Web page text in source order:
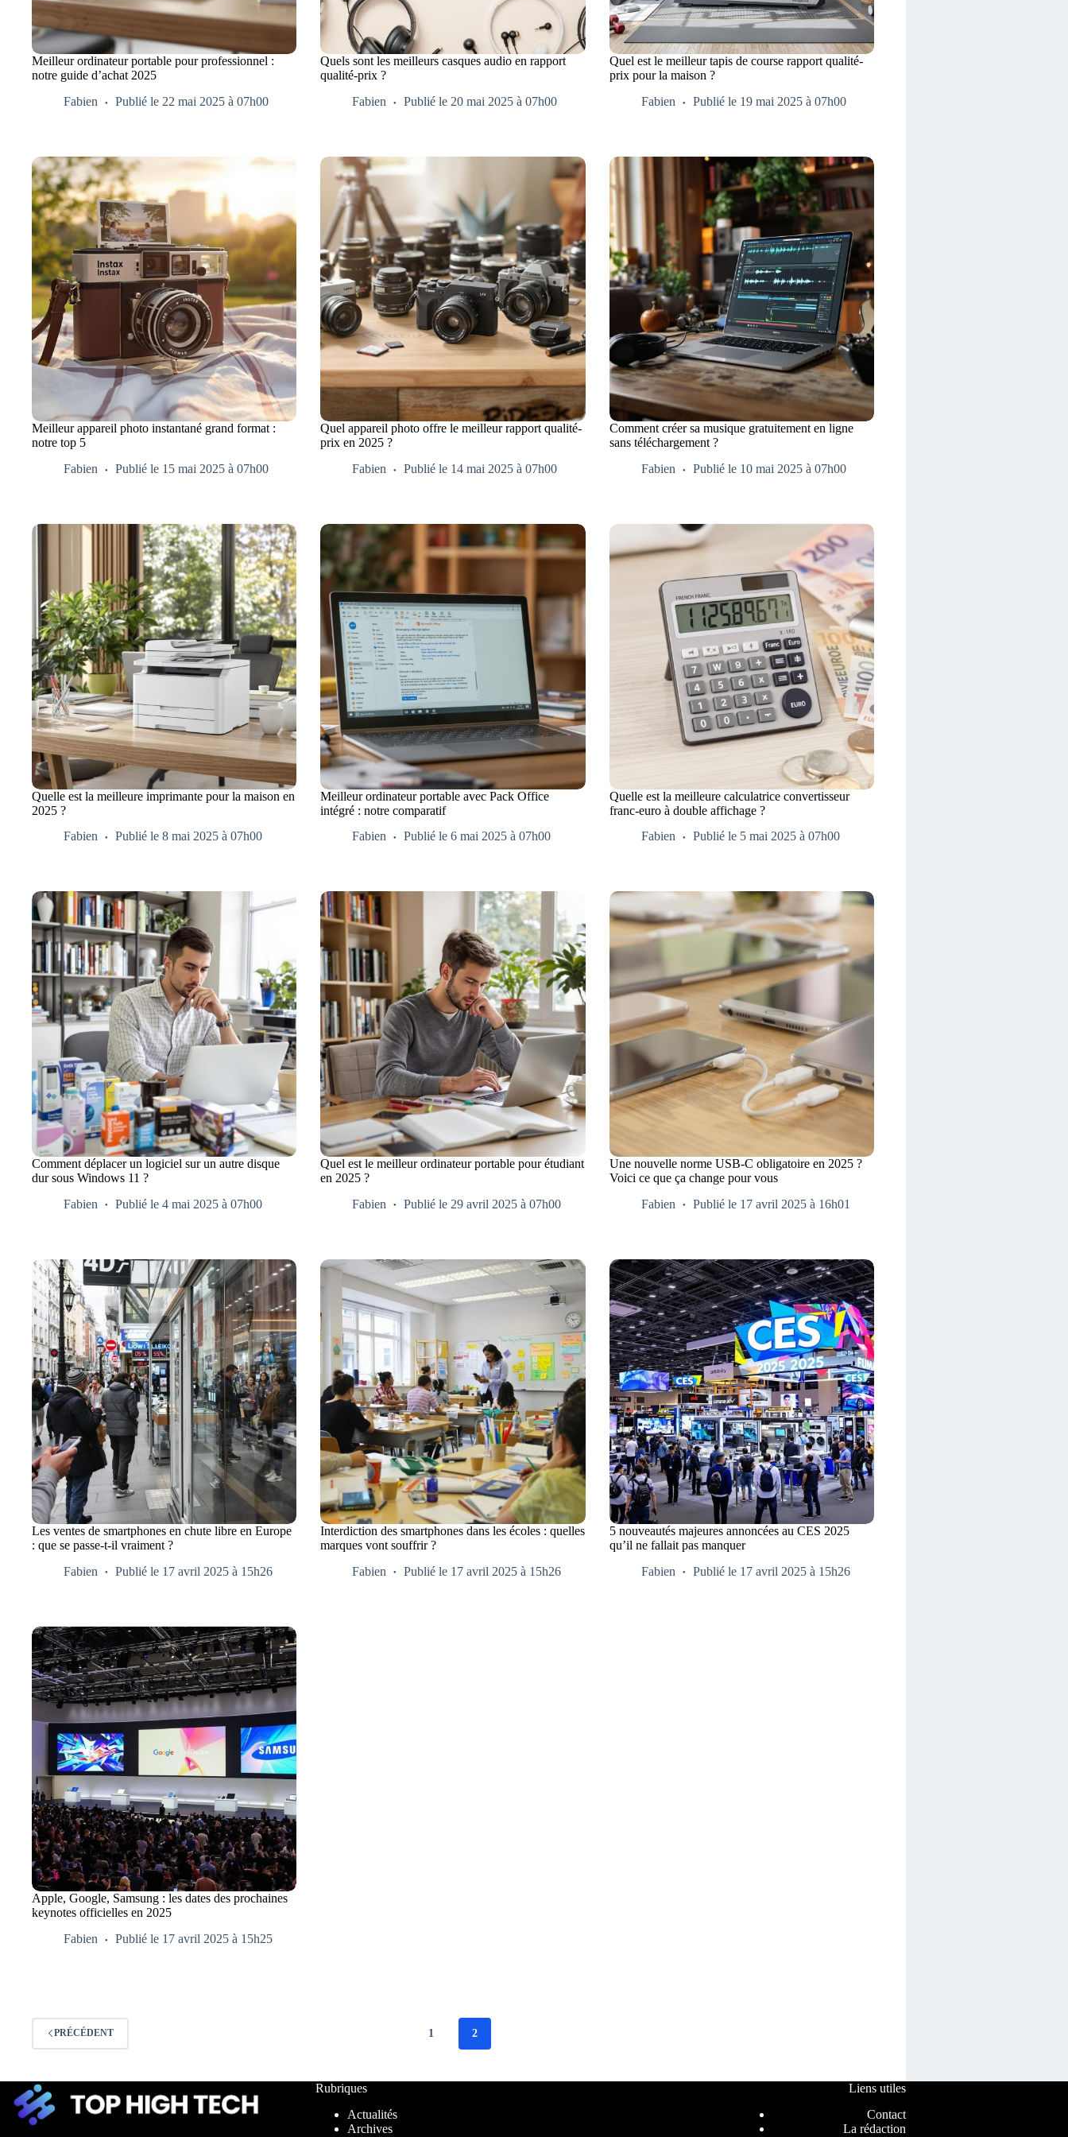
Meilleur ordinateur portable pour professionnel :
notre guide d’achat 2025
Fabien
Publié le 22 mai 2025 à 07h00
Quels sont les meilleurs casques audio en rapport
qualité-prix ?
Fabien
Publié le 20 mai 2025 à 07h00
Quel est le meilleur tapis de course rapport qualité-
prix pour la maison ?
Fabien
Publié le 19 mai 2025 à 07h00
Meilleur appareil photo instantané grand format :
notre top 5
Fabien
Publié le 15 mai 2025 à 07h00
Quel appareil photo offre le meilleur rapport qualité-
prix en 2025 ?
Fabien
Publié le 14 mai 2025 à 07h00
Comment créer sa musique gratuitement en ligne
sans téléchargement ?
Fabien
Publié le 10 mai 2025 à 07h00
Quelle est la meilleure imprimante pour la maison en
2025 ?
Fabien
Publié le 8 mai 2025 à 07h00
Meilleur ordinateur portable avec Pack Office
intégré : notre comparatif
Fabien
Publié le 6 mai 2025 à 07h00
Quelle est la meilleure calculatrice convertisseur
franc-euro à double affichage ?
Fabien
Publié le 5 mai 2025 à 07h00
Comment déplacer un logiciel sur un autre disque
dur sous Windows 11 ?
Fabien
Publié le 4 mai 2025 à 07h00
Quel est le meilleur ordinateur portable pour étudiant
en 2025 ?
Fabien
Publié le 29 avril 2025 à 07h00
Une nouvelle norme USB-C obligatoire en 2025 ?
Voici ce que ça change pour vous
Fabien
Publié le 17 avril 2025 à 16h01
Les ventes de smartphones en chute libre en Europe
: que se passe-t-il vraiment ?
Fabien
Publié le 17 avril 2025 à 15h26
Interdiction des smartphones dans les écoles : quelles
marques vont souffrir ?
Fabien
Publié le 17 avril 2025 à 15h26
5 nouveautés majeures annoncées au CES 2025
qu’il ne fallait pas manquer
Fabien
Publié le 17 avril 2025 à 15h26
Apple, Google, Samsung : les dates des prochaines
keynotes officielles en 2025
Fabien
Publié le 17 avril 2025 à 15h25
PRÉCÉDENT 1 2
Rubriques
Actualités
Archives
Liens utiles
Contact
La rédaction